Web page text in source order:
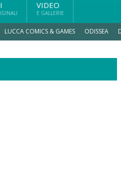
VIDEO
E GALLERIE
LUCCA COMICS & GAMES ODISSEA